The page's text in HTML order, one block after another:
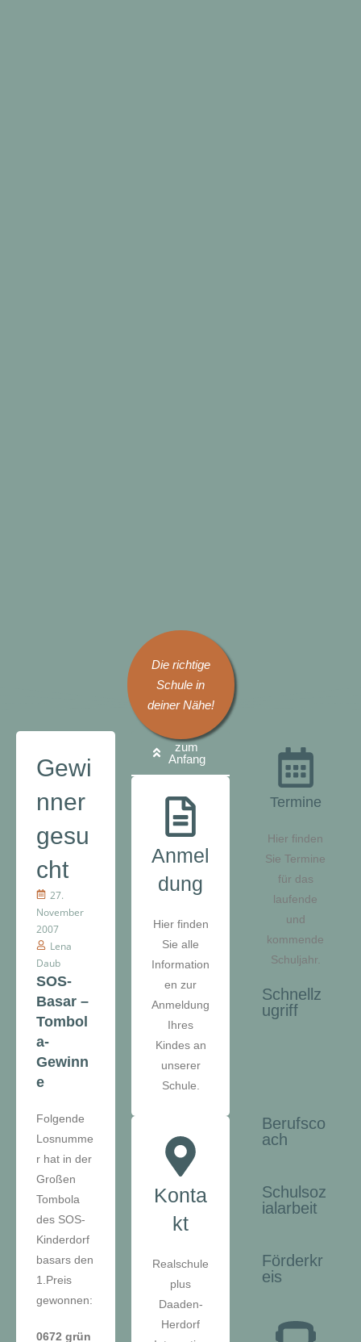
Die richtige
Schule in
deiner Nähe!
zum
Anfang
Anmel
dung
Hier finden
Sie alle
Information
en zur
Anmeldung
Ihres
Kindes an
unserer
Schule.
Konta
kt
Realschule
plus
Daaden-
Herdorf
Gewi
nner
gesu
cht
27.
November
2007
Lena
Daub
SOS-
Basar –
Tombol
a-
Gewinn
e
Folgende
Losnumme
r hat in der
Großen
Tombola
des SOS-
Kinderdorf
basars den
1.Preis
gewonnen:
0672 grün
Termine
Hier finden
Sie Termine
für das
laufende
und
kommende
Schuljahr.
Schnellz
ugriff
Berufsco
ach
Schulsoz
ialarbeit
Förderkr
eis